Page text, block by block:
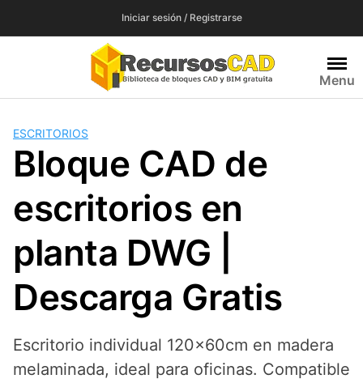
Iniciar sesión / Registrarse
Menu
ESCRITORIOS
Bloque CAD de
escritorios en
planta DWG |
Descarga Gratis
Escritorio individual 120x60cm en madera
melaminada, ideal para oficinas. Compatible